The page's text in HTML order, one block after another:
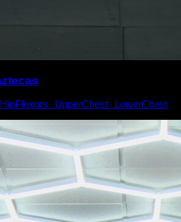
HipFlexors ∙ UpperChest ∙ LowerChest